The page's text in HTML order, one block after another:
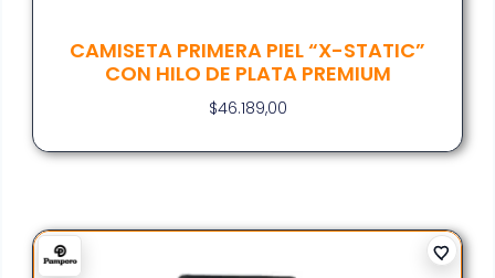
CAMISETA PRIMERA PIEL “X-STATIC”
CON HILO DE PLATA PREMIUM
$46.189,00